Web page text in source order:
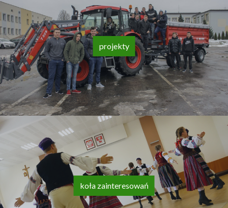
projekty
koła zainteresowań